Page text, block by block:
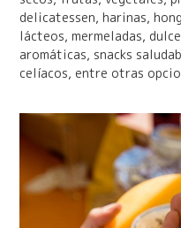
delicatessen, harinas,
lácteos, mermeladas,
aromáticas, snacks
celíacos, entre otras